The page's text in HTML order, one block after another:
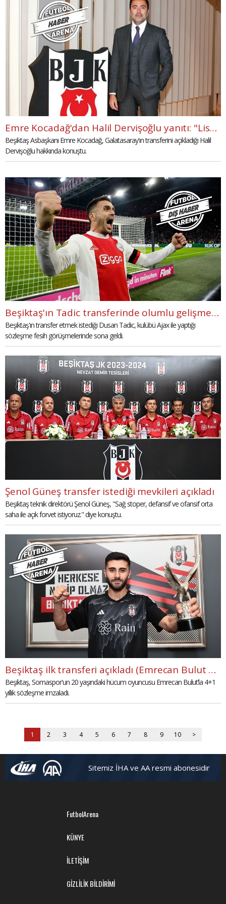
Emre Kocadağ'dan Halil Dervişoğlu yanıtı: "Listede yoktu"
Beşiktaş Asbaşkanı Emre Kocadağ, Galatasaray'ın transferini açıkladığı Halil
Dervişoğlu hakkında konuştu.
Beşiktaş'ın Tadic transferinde olumlu gelişmeler!
Beşiktaş'ın transfer etmek istediği Dusan Tadic, kulübü Ajax ile yaptığı
sözleşme fesih görüşmelerinde sona geldi.
Şenol Güneş transfer istediği mevkileri açıkladı
Beşiktaş teknik direktörü Şenol Güneş, "Sağ stoper, defansif ve ofansif orta
saha ile açık forvet istiyoruz." diye konuştu.
Beşiktaş ilk transferi açıkladı (Emrecan Bulut kimdir?)
Beşiktaş, Somaspor'un 20 yaşındaki hücum oyuncusu Emrecan Bulut’la 4+1
yıllık sözleşme imzaladı.
1 2 3 4 5 6 7 8 9 10 >
Sitemiz İHA ve AA resmi abonesidir
FutbolArena
KÜNYE
İLETİŞİM
GİZLİLİK BİLDİRİMİ